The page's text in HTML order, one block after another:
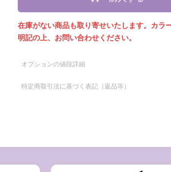
在庫がない商品も取り寄せいたします。カラ
明記の上、お問い合わせください。
オプションの値段詳細
特定商取引法に基づく表記（返品等）